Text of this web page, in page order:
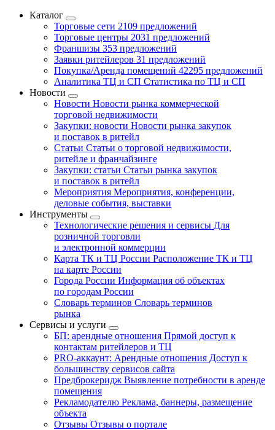
Каталог
Торговые сети 2109 предложений
Торговые центры 2031 предложений
Франшизы 353 предложений
Заявки ритейлеров 31 предложений
Покупка/Аренда помещений 42295 предложений
Аналитика ТЦ и СП Статистика по ТЦ и СП
Новости
Новости Новости рынка коммерческой
торговой недвижимости
Закупки: новости Новости рынка закупок
и поставок в ритейл
Статьи Статьи о торговой недвижимости,
ритейле и франчайзинге
Закупки: статьи Статьи рынка закупок
и поставок в ритейл
Мероприятия Мероприятия, конференции,
деловые события, выставки
Инструменты
Технологические решения и сервисы Для
розничной торговли
и электронной коммерции
Карта ТК и ТЦ России Расположение ТК и ТЦ
на карте России
Города России Информация об объектах
по городам России
Словарь терминов Словарь терминов
рынка
Сервисы и услуги
БП: арендные отношения Прямой доступ к
контактам ритейлеров и ТЦ
PRO-аккаунт: Арендные отношения Доступ к
большинству сервисов сайта
Предброкеридж Выявление потребности в аренде
помещения
Рекламодателю Реклама, баннеры, размещение
объекта
Отзывы Отзывы о портале